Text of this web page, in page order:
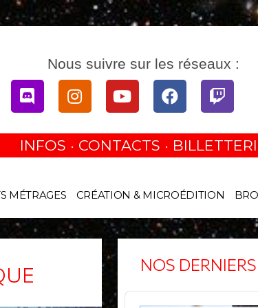
Nous suivre sur les réseaux :
DiscordInstagramYoutubeFacebookTwitch
INFOS · CONTACTS ·
MÉTRAGES CRÉATION & MICROÉDITION
NOS
Audio